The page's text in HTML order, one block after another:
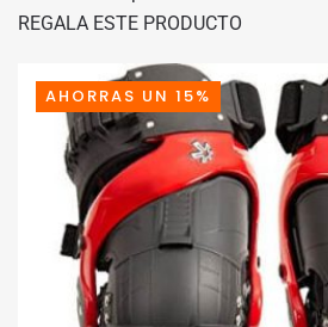
849,95€.594,95€.
tiene
variantes.
Las
opciones
se
pueden
elegir
en
la
REGALA ESTE PRODUCTO
AHORRAS UN 15%